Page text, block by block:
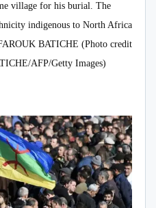
village for his burial. The
indigenous to North Africa
BATICHE (Photo credit
AFP/Getty Images)